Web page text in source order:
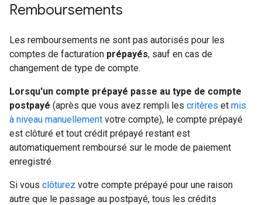
Remboursements
Les remboursements ne sont pas autorisés pour les
comptes de facturation prépayés, sauf en cas de
changement de type de compte.
Lorsqu'un compte prépayé passe au type de compte
postpayé (après que vous avez rempli les critères et mis
à niveau manuellement votre compte), le compte prépayé
est clôturé et tout crédit prépayé restant est
automatiquement remboursé sur le mode de paiement
enregistré.
Si vous clôturez votre compte prépayé pour une raison
autre que le passage au postpayé, tous les crédits